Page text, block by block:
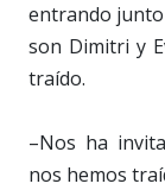
entrando junto
son Dimitri y
traído.
–Nos ha
nos hemos